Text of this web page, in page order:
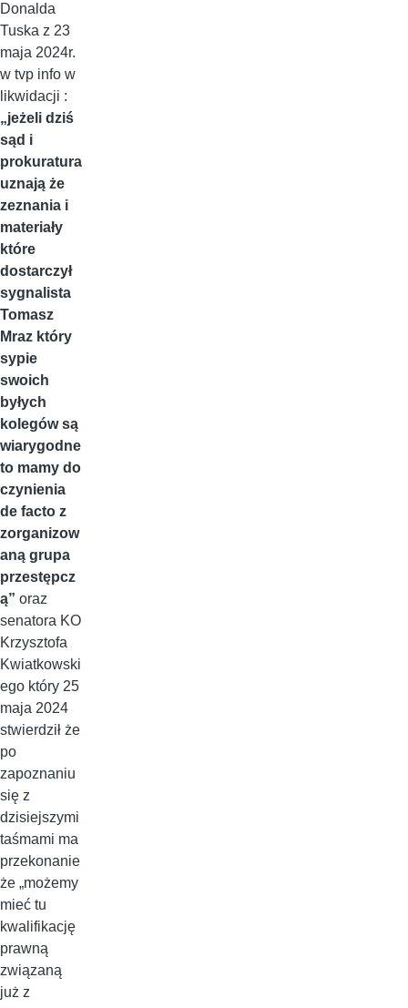
Donalda
Tuska z 23
maja 2024r.
w tvp info w
likwidacji :
„jeżeli dziś
sąd i
prokuratura
uznają że
zeznania i
materiały
które
dostarczył
sygnalista
Tomasz
Mraz który
sypie
swoich
byłych
kolegów są
wiarygodne
to mamy do
czynienia
de facto z
zorganizow
aną grupa
przestępcz
ą” oraz
senatora KO
Krzysztofa
Kwiatkowski
ego który 25
maja 2024
stwierdził że
po
zapoznaniu
się z
dzisiejszymi
taśmami ma
przekonanie
że „możemy
mieć tu
kwalifikację
prawną
związaną
już z